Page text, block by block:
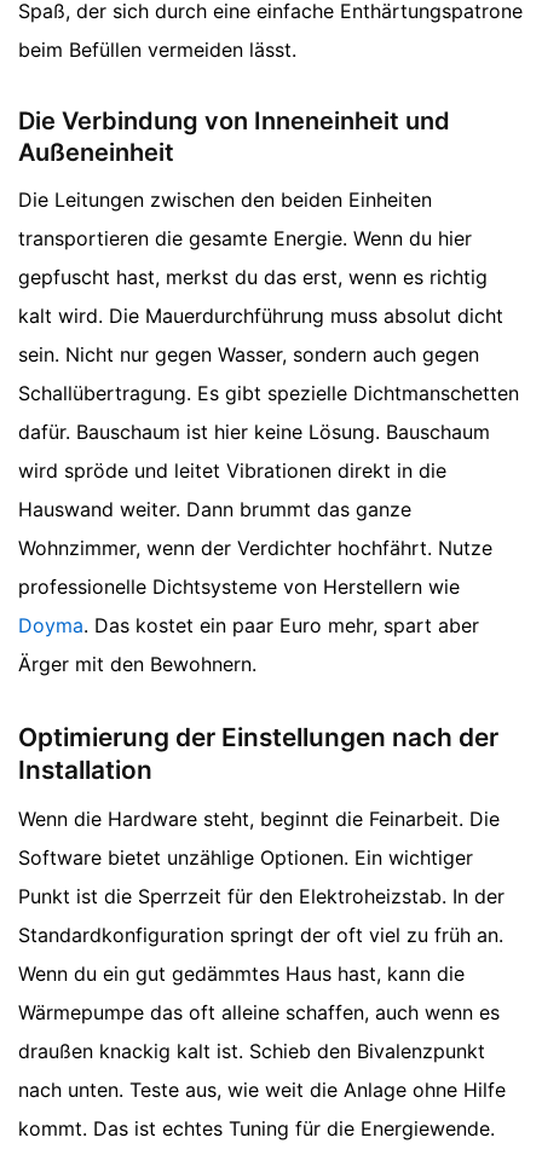
Spaß, der sich durch eine einfache Enthärtungspatrone
beim Befüllen vermeiden lässt.
Die Verbindung von Inneneinheit und
Außeneinheit
Die Leitungen zwischen den beiden Einheiten
transportieren die gesamte Energie. Wenn du hier
gepfuscht hast, merkst du das erst, wenn es richtig
kalt wird. Die Mauerdurchführung muss absolut dicht
sein. Nicht nur gegen Wasser, sondern auch gegen
Schallübertragung. Es gibt spezielle Dichtmanschetten
dafür. Bauschaum ist hier keine Lösung. Bauschaum
wird spröde und leitet Vibrationen direkt in die
Hauswand weiter. Dann brummt das ganze
Wohnzimmer, wenn der Verdichter hochfährt. Nutze
professionelle Dichtsysteme von Herstellern wie
Doyma. Das kostet ein paar Euro mehr, spart aber
Ärger mit den Bewohnern.
Optimierung der Einstellungen nach der
Installation
Wenn die Hardware steht, beginnt die Feinarbeit. Die
Software bietet unzählige Optionen. Ein wichtiger
Punkt ist die Sperrzeit für den Elektroheizstab. In der
Standardkonfiguration springt der oft viel zu früh an.
Wenn du ein gut gedämmtes Haus hast, kann die
Wärmepumpe das oft alleine schaffen, auch wenn es
draußen knackig kalt ist. Schieb den Bivalenzpunkt
nach unten. Teste aus, wie weit die Anlage ohne Hilfe
kommt. Das ist echtes Tuning für die Energiewende.